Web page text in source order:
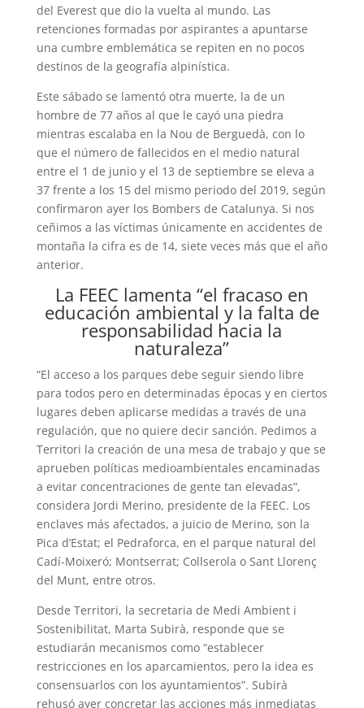
del Everest que dio la vuelta al mundo. Las
retenciones formadas por aspirantes a apuntarse
una cumbre emblemática se repiten en no pocos
destinos de la geografía alpinística.
Este sábado se lamentó otra muerte, la de un
hombre de 77 años al que le cayó una piedra
mientras escalaba en la Nou de Berguedà, con lo
que el número de fallecidos en el medio natural
entre el 1 de junio y el 13 de septiembre se eleva a
37 frente a los 15 del mismo periodo del 2019, según
confirmaron ayer los Bombers de Catalunya. Si nos
ceñimos a las víctimas únicamente en accidentes de
montaña la cifra es de 14, siete veces más que el año
anterior.
La FEEC lamenta “el fracaso en
educación ambiental y la falta de
responsabilidad hacia la
naturaleza”
“El acceso a los parques debe seguir siendo libre
para todos pero en determinadas épocas y en ciertos
lugares deben aplicarse medidas a través de una
regulación, que no quiere decir sanción. Pedimos a
Territori la creación de una mesa de trabajo y que se
aprueben políticas medioambientales encaminadas
a evitar concentraciones de gente tan elevadas”,
considera Jordi Merino, presidente de la FEEC. Los
enclaves más afectados, a juicio de Merino, son la
Pica d’Estat; el Pedraforca, en el parque natural del
Cadí-Moixeró; Montserrat; Collserola o Sant Llorenç
del Munt, entre otros.
Desde Territori, la secretaria de Medi Ambient i
Sostenibilitat, Marta Subirà, responde que se
estudiarán mecanismos como “establecer
restricciones en los aparcamientos, pero la idea es
consensuarlos con los ayuntamientos”. Subirà
rehusó ayer concretar las acciones más inmediatas